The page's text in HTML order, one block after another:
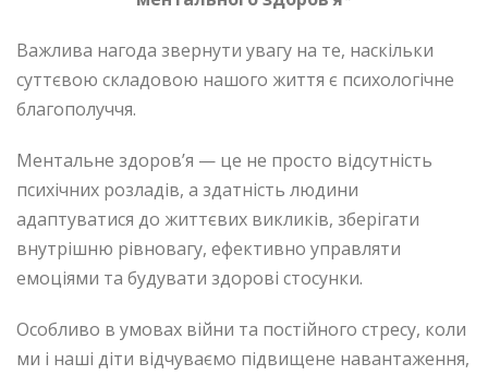
Важлива нагода звернути увагу на те, наскільки
суттєвою складовою нашого життя є психологічне
благополуччя.
Ментальне здоров’я — це не просто відсутність
психічних розладів, а здатність людини
адаптуватися до життєвих викликів, зберігати
внутрішню рівновагу, ефективно управляти
емоціями та будувати здорові стосунки.
Особливо в умовах війни та постійного стресу, коли
ми і наші діти відчуваємо підвищене навантаження,